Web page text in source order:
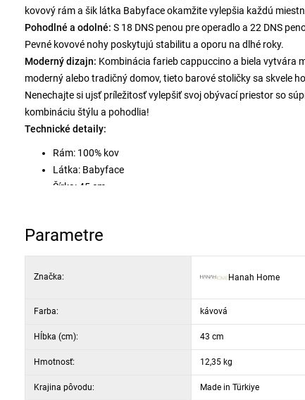
kovový rám a šik látka Babyface okamžite vylepšia každú
Pohodlné a odolné: S 18 DNS penou pre operadlo a 22 DNS
Pevné kovové nohy poskytujú stabilitu a oporu na dlhé roky.
Moderný dizajn: Kombinácia farieb cappuccino a biela vytvára
moderný alebo tradičný domov, tieto barové stoličky sa skvele
Nenechajte si ujsť príležitosť vylepšiť svoj obývací priestor so
kombináciu štýlu a pohodlia!
Technické detaily:
Rám: 100% kov
Látka: Babyface
Šírka: 45 cm
Výška sedáka: 73 cm
Výška nôh: 70 cm
18 DNS pena pre operadlo / 22 DNS pena pre sedák
Parametre
Značka: Hanah Home
Farba: kávová
Hĺbka (cm): 43 cm
Hmotnosť: 12,35 kg
Krajina pôvodu: Made in Türkiye